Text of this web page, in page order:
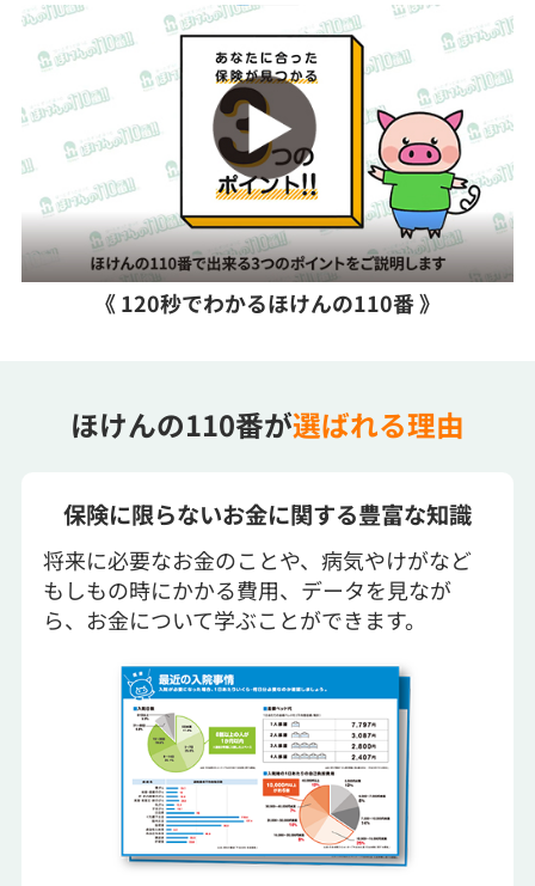
《 120秒でわかるほけんの110番 》
ほけんの110番が選ばれる理由
将来に必要なお金のことや、病気やけがなど
もしもの時にかかる費用、データを見なが
ら、お金について学ぶことができます。
保険に限らないお金に関する豊富な知識